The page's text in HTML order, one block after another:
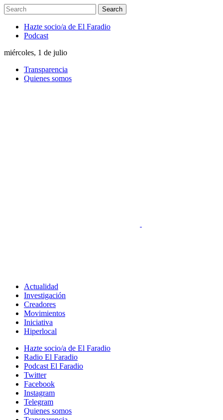
Hazte socio/a de El Faradio
Podcast
miércoles, 1 de julio
Transparencia
Quienes somos
Actualidad
Investigación
Creadores
Movimientos
Iniciativa
Hiperlocal
Hazte socio/a de El Faradio
Radio El Faradio
Podcast El Faradio
Twitter
Facebook
Instagram
Telegram
Quienes somos